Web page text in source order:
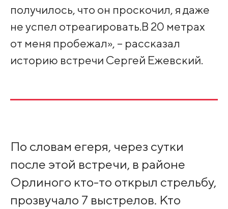
получилось, что он проскочил, я даже
не успел отреагировать.В 20 метрах
от меня пробежал», – рассказал
историю встречи Сергей Ежевский.
По словам егеря, через сутки
после этой встречи, в районе
Орлиного кто-то открыл стрельбу,
прозвучало 7 выстрелов. Кто